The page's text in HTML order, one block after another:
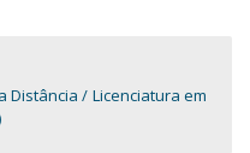
Distância
Licenciatura em